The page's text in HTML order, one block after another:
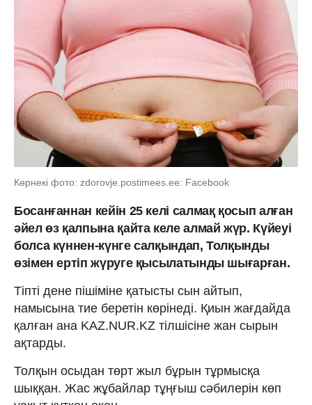
Көрнекі фото: zdorovje.postimees.ee: Facebook
Босанғаннан кейін 25 келі салмақ қосып алған
әйел өз қалпына қайта келе алмай жүр. Күйеуі
болса күннен-күнге салқындап, Толқынды
өзімен ертіп жүруге қысылатынды шығарған.
Тіпті дене пішіміне қатысты сын айтып,
намысына тие беретін көрінеді. Қиын жағдайда
қалған ана KAZ.NUR.KZ тілшісіне жан сырын
ақтарды.
Толқын осыдан төрт жыл бұрын тұрмысқа
шыққан. Жас жұбайлар тұңғыш сәбилерін көп